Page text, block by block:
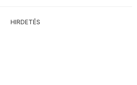
HIRDETÉS